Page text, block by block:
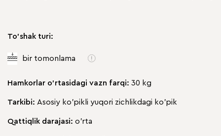
To'shak turi:
bir tomonlama
Hamkorlar o'rtasidagi vazn farqi: 30 kg
Tarkibi: Asosiy ko'pikli yuqori zichlikdagi ko'pik
Qattiqlik darajasi: o'rta